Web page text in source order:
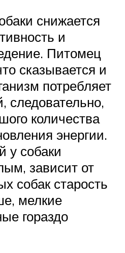
снижается
и
Питомец
сказывается и
потребляет
следовательно,
количества
энергии.
у собаки
зависит от
собак старость
мелкие
гораздо